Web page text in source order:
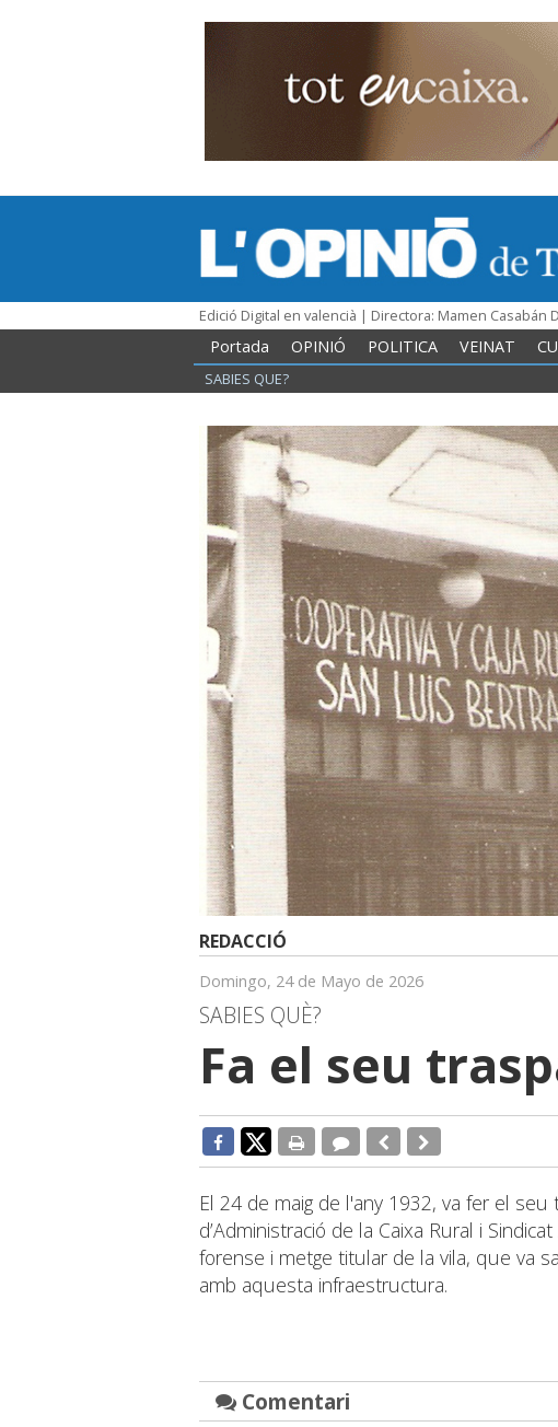
Edició Digital en valencià | Directora: Mamen Casabán
Portada OPINIÓ POLITICA VEINAT
SABIES QUE?
REDACCIÓ
Domingo, 24 de Mayo de 2026
SABIES QUÈ?
Fa el seu
El 24 de maig de l'any 1932, va fer el
d’Administració de la Caixa Rural i
forense i metge titular de la vila, que va
amb aquesta infraestructura.
Comentari